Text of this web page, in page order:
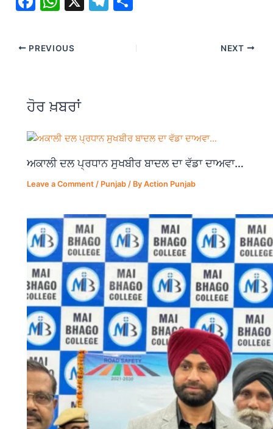
c
e
o
o
k
at
s
p
p
ar
e
PREVIOUS NEXT
ਹੋਰ ਖ਼ਬਰਾਂ
ਅਕਾਲੀ ਦਲ ਪ੍ਰਧਾਨ ਸੁਖਬੀਰ ਬਾਦਲ ਦਾ ਵੱਡਾ ਦਾਅਵਾ…
Leave a Comment / Punjab / ByAction Punjab